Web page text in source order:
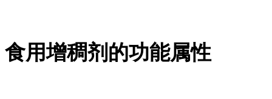
食用增稠剂的功能属性